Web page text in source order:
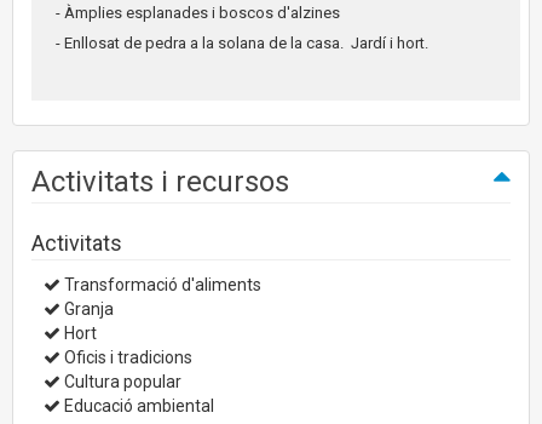
- Àmplies esplanades i boscos d'alzines
- Enllosat de pedra a la solana de la casa. Jardí i hort.
Activitats i recursos
Activitats
Transformació d'aliments
Granja
Hort
Oficis i tradicions
Cultura popular
Educació ambiental